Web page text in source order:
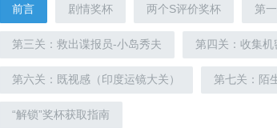
前言 剧情奖杯 两个S评价奖杯 第
第三关：救出谍报员-小岛秀夫 第四关：收集机
第六关：既视感（印度运镜大关） 第七关：陌
“解锁”奖杯获取指南